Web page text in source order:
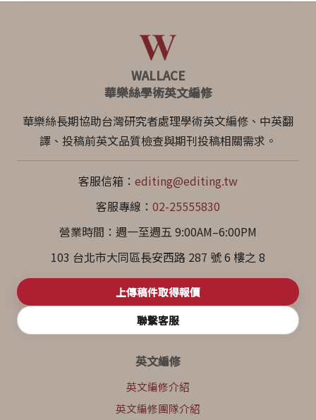
WALLACE
華樂絲學術英文編修
華樂絲長期協助台灣研究者處理學術英文編修、中英翻
譯、投稿前英文品質檢查與期刊投稿相關需求。
客服信箱： editing@editing.tw
客服專線： 02-25555830
營業時間：週一至週五 9:00AM–6:00PM
103 台北市大同區長安西路 287 號 6 樓之 8
上傳稿件取得報價
聯繫客服
英文編修
英文編修介紹
英文編修團隊介紹